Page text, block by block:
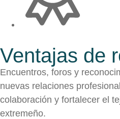
Ventajas de
Encuentros, foros y
nuevas relaciones
colaboración y fortalecer el
extremeño.